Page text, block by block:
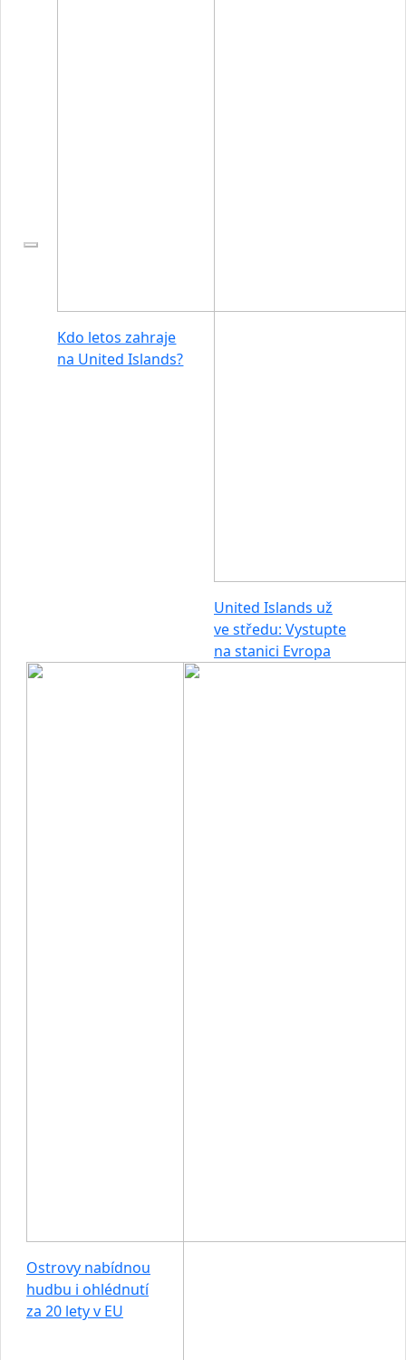
Kdo letos zahraje
na United Islands?
United Islands už
ve středu: Vystupte
na stanici Evropa
Ostrovy nabídnou
hudbu i ohlédnutí
za 20 lety v EU